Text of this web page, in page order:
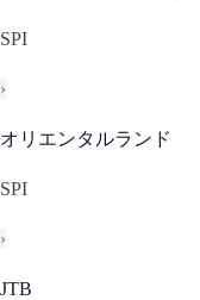
SPI
›
オリエンタルランド
SPI
›
JTB